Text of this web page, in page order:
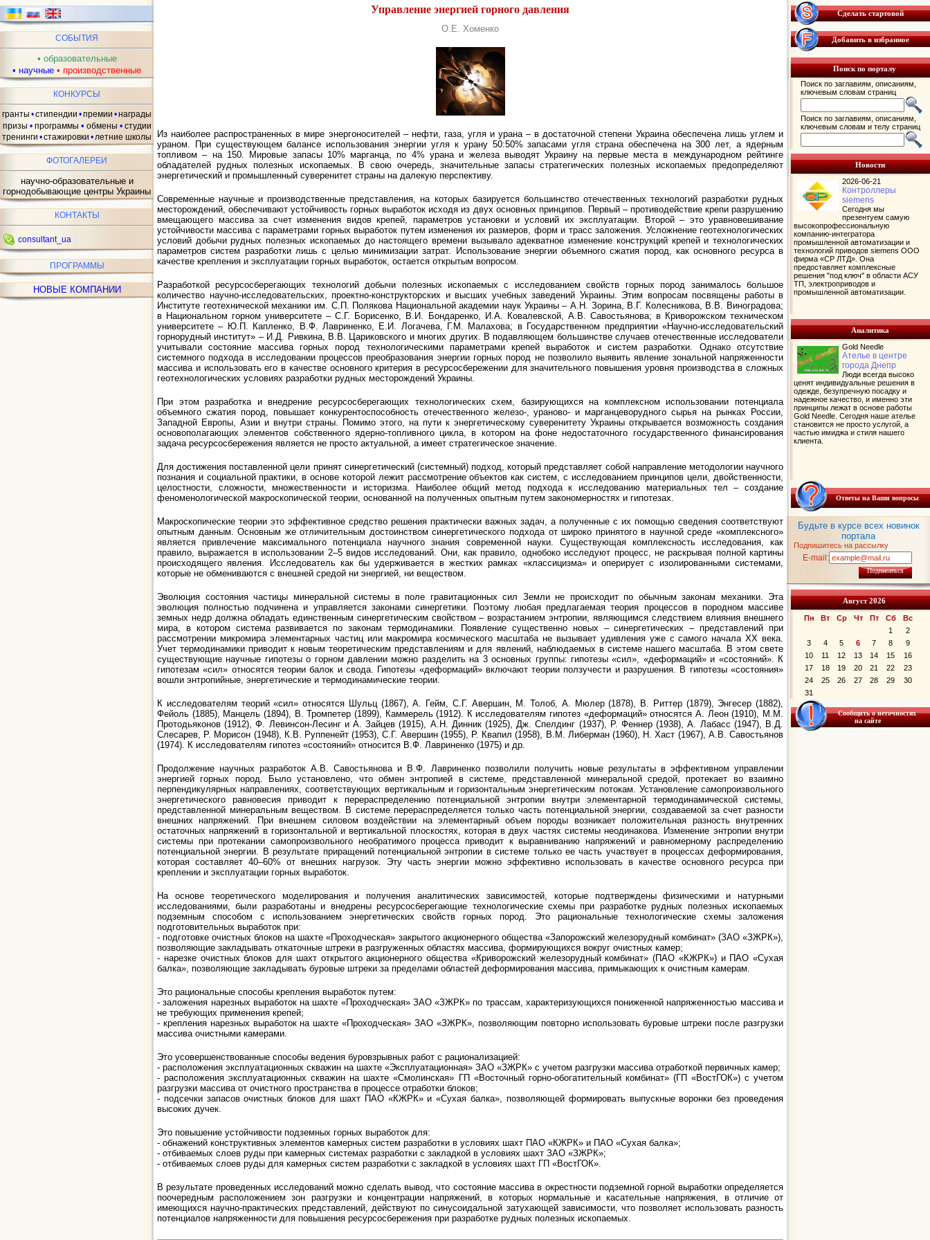
СОБЫТИЯ
• образовательные
• научные • производственные
КОНКУРСЫ
гранты •стипендии •премии •награды
призы • программы • обмены • студии
тренинги •стажировки •летние школы
ФОТОГАЛЕРЕИ
научно-образовательные и
горнодобывающие центры Украины
КОНТАКТЫ
consultant_ua
ПРОГРАММЫ
НОВЫЕ КОМПАНИИ
Управление энергией горного давления
О.Е. Хоменко
Из наиболее распространенных в мире энергоносителей – нефти, газа, угля и урана – в достаточной степени Украина обеспечена лишь углем и
ураном. При существующем балансе использования энергии угля к урану 50:50% запасами угля страна обеспечена на 300 лет, а ядерным
топливом – на 150. Мировые запасы 10% марганца, по 4% урана и железа выводят Украину на первые места в международном рейтинге
обладателей рудных полезных ископаемых. В свою очередь, значительные запасы стратегических полезных ископаемых предопределяют
энергетический и промышленный суверенитет страны на далекую перспективу.
Современные научные и производственные представления, на которых базируется большинство отечественных технологий разработки рудных
месторождений, обеспечивают устойчивость горных выработок исходя из двух основных принципов. Первый – противодействие крепи разрушению
вмещающего массива за счет изменения видов крепей, параметров установки и условий их эксплуатации. Второй – это уравновешивание
устойчивости массива с параметрами горных выработок путем изменения их размеров, форм и трасс заложения. Усложнение геотехнологических
условий добычи рудных полезных ископаемых до настоящего времени вызывало адекватное изменение конструкций крепей и технологических
параметров систем разработки лишь с целью минимизации затрат. Использование энергии объемного сжатия пород, как основного ресурса в
качестве крепления и эксплуатации горных выработок, остается открытым вопросом.
Разработкой ресурсосберегающих технологий добычи полезных ископаемых с исследованием свойств горных пород занималось большое
количество научно-исследовательских, проектно-конструкторских и высших учебных заведений Украины. Этим вопросам посвящены работы в
Институте геотехнической механики им. С.П. Полякова Национальной академии наук Украины – А.Н. Зорина, В.Г. Колесникова, В.В. Виноградова;
в Национальном горном университете – С.Г. Борисенко, В.И. Бондаренко, И.А. Ковалевской, А.В. Савостьянова; в Криворожском техническом
университете – Ю.П. Капленко, В.Ф. Лавриненко, Е.И. Логачева, Г.М. Малахова; в Государственном предприятии «Научно-исследовательский
горнорудный институт» – И.Д. Ривкина, В.В. Цариковского и многих других. В подавляющем большинстве случаев отечественные исследователи
учитывали состояние массива горных пород технологическими параметрами крепей выработок и систем разработки. Однако отсутствие
системного подхода в исследовании процессов преобразования энергии горных пород не позволило выявить явление зональной напряженности
массива и использовать его в качестве основного критерия в ресурсосбережении для значительного повышения уровня производства в сложных
геотехнологических условиях разработки рудных месторождений Украины.
При этом разработка и внедрение ресурсосберегающих технологических схем, базирующихся на комплексном использовании потенциала
объемного сжатия пород, повышает конкурентоспособность отечественного железо-, ураново- и марганцеворудного сырья на рынках России,
Западной Европы, Азии и внутри страны. Помимо этого, на пути к энергетическому суверенитету Украины открывается возможность создания
основополагающих элементов собственного ядерно-топливного цикла, в котором на фоне недостаточного государственного финансирования
задача ресурсосбережения является не просто актуальной, а имеет стратегическое значение.
Для достижения поставленной цели принят синергетический (системный) подход, который представляет собой направление методологии научного
познания и социальной практики, в основе которой лежит рассмотрение объектов как систем, с исследованием принципов цели, двойственности,
целостности, сложности, множественности и историзма. Наиболее общий метод подхода к исследованию материальных тел – создание
феноменологической макроскопической теории, основанной на полученных опытным путем закономерностях и гипотезах.
Макроскопические теории это эффективное средство решения практически важных задач, а полученные с их помощью сведения соответствуют
опытным данным. Основным же отличительным достоинством синергетического подхода от широко принятого в научной среде «комплексного»
является привлечение максимального потенциала научного знания современной науки. Существующая комплексность исследования, как
правило, выражается в использовании 2–5 видов исследований. Они, как правило, однобоко исследуют процесс, не раскрывая полной картины
происходящего явления. Исследователь как бы удерживается в жестких рамках «классицизма» и оперирует с изолированными системами,
которые не обмениваются с внешней средой ни энергией, ни веществом.
Эволюция состояния частицы минеральной системы в поле гравитационных сил Земли не происходит по обычным законам механики. Эта
эволюция полностью подчинена и управляется законами синергетики. Поэтому любая предлагаемая теория процессов в породном массиве
земных недр должна обладать единственным синергетическим свойством – возрастанием энтропии, являющимся следствием влияния внешнего
мира, в котором система развивается по законам термодинамики. Появление существенно новых – синергетических – представлений при
рассмотрении микромира элементарных частиц или макромира космического масштаба не вызывает удивления уже с самого начала XX века.
Учет термодинамики приводит к новым теоретическим представлениям и для явлений, наблюдаемых в системе нашего масштаба. В этом свете
существующие научные гипотезы о горном давлении можно разделить на 3 основных группы: гипотезы «сил», «деформаций» и «состояний». К
гипотезам «сил» относятся теории балок и свода. Гипотезы «деформаций» включают теории ползучести и разрушения. В гипотезы «состояния»
вошли энтропийные, энергетические и термодинамические теории.
К исследователям теорий «сил» относятся Шульц (1867), А. Гейм, С.Г. Авершин, М. Толоб, А. Мюлер (1878), В. Риттер (1879), Энгесер (1882),
Фейоль (1885), Манцель (1894), В. Тромпетер (1899), Каммерель (1912). К исследователям гипотез «деформаций» относятся А. Леон (1910), М.М.
Протодьяконов (1912), Ф. Левинсон-Лесинг и А. Зайцев (1915), А.Н. Динник (1925), Дж. Спелдинг (1937), Р. Феннер (1938), А. Лабасс (1947), В.Д.
Слесарев, Р. Морисон (1948), К.В. Руппенейт (1953), С.Г. Авершин (1955), Р. Квапил (1958), В.М. Либерман (1960), Н. Хаст (1967), А.В. Савостьянов
(1974). К исследователям гипотез «состояний» относится В.Ф. Лавриненко (1975) и др.
Продолжение научных разработок А.В. Савостьянова и В.Ф. Лавриненко позволили получить новые результаты в эффективном управлении
энергией горных пород. Было установлено, что обмен энтропией в системе, представленной минеральной средой, протекает во взаимно
перпендикулярных направлениях, соответствующих вертикальным и горизонтальным энергетическим потокам. Установление самопроизвольного
энергетического равновесия приводит к перераспределению потенциальной энтропии внутри элементарной термодинамической системы,
представленной минеральным веществом. В системе перераспределяется только часть потенциальной энергии, создаваемой за счет разности
внешних напряжений. При внешнем силовом воздействии на элементарный объем породы возникает положительная разность внутренних
остаточных напряжений в горизонтальной и вертикальной плоскостях, которая в двух частях системы неодинакова. Изменение энтропии внутри
системы при протекании самопроизвольного необратимого процесса приводит к выравниванию напряжений и равномерному распределению
потенциальной энергии. В результате приращений потенциальной энтропии в системе только ее часть участвует в процессах деформирования,
которая составляет 40–60% от внешних нагрузок. Эту часть энергии можно эффективно использовать в качестве основного ресурса при
креплении и эксплуатации горных выработок.
На основе теоретического моделирования и получения аналитических зависимостей, которые подтверждены физическими и натурными
исследованиями, были разработаны и внедрены ресурсосберегающие технологические схемы при разработке рудных полезных ископаемых
подземным способом с использованием энергетических свойств горных пород. Это рациональные технологические схемы заложения
подготовительных выработок при:
- подготовке очистных блоков на шахте «Проходческая» закрытого акционерного общества «Запорожский железорудный комбинат» (ЗАО «ЗЖРК»),
позволяющие закладывать откаточные штреки в разгруженных областях массива, формирующихся вокруг очистных камер;
- нарезке очистных блоков для шахт открытого акционерного общества «Криворожский железорудный комбинат» (ПАО «КЖРК») и ПАО «Сухая
балка», позволяющие закладывать буровые штреки за пределами областей деформирования массива, примыкающих к очистным камерам.
Это рациональные способы крепления выработок путем:
- заложения нарезных выработок на шахте «Проходческая» ЗАО «ЗЖРК» по трассам, характеризующихся пониженной напряженностью массива и
не требующих применения крепей;
- крепления нарезных выработок на шахте «Проходческая» ЗАО «ЗЖРК», позволяющим повторно использовать буровые штреки после разгрузки
массива очистными камерами.
Это усовершенствованные способы ведения буровзрывных работ с рационализацией:
- расположения эксплуатационных скважин на шахте «Эксплуатационная» ЗАО «ЗЖРК» с учетом разгрузки массива отработкой первичных камер;
- расположения эксплуатационных скважин на шахте «Смолинская» ГП «Восточный горно-обогатительный комбинат» (ГП «ВостГОК») с учетом
разгрузки массива от очистного пространства в процессе отработки блоков;
- подсечки запасов очистных блоков для шахт ПАО «КЖРК» и «Сухая балка», позволяющей формировать выпускные воронки без проведения
высоких дучек.
Это повышение устойчивости подземных горных выработок для:
- обнажений конструктивных элементов камерных систем разработки в условиях шахт ПАО «КЖРК» и ПАО «Сухая балка»;
- отбиваемых слоев руды при камерных системах разработки с закладкой в условиях шахт ЗАО «ЗЖРК»;
- отбиваемых слоев руды для камерных систем разработки с закладкой в условиях шахт ГП «ВостГОК».
В результате проведенных исследований можно сделать вывод, что состояние массива в окрестности подземной горной выработки определяется
поочередным расположением зон разгрузки и концентрации напряжений, в которых нормальные и касательные напряжения, в отличие от
имеющихся научно-практических представлений, действуют по синусоидальной затухающей зависимости, что позволяет использовать разность
потенциалов напряженности для повышения ресурсосбережения при разработке рудных полезных ископаемых.
Сделать стартовой
Добавить в избранное
Поиск по порталу
Поиск по заглавиям, описаниям,
ключевым словам страниц
Поиск по заглавиям, описаниям,
ключевым словам и телу страниц
Новости
2026-06-21
Контроллеры
siemens
Сегодня мы
презентуем самую
высокопрофессиональную
компанию-интегратора
промышленной автоматизации и
технологий приводов siemens ООО
фирма «СР ЛТД». Она
предоставляет комплексные
решения "под ключ" в области АСУ
ТП, электроприводов и
промышленной автоматизации.
Аналитика
Gold Needle
Ателье в центре
города Днепр
Люди всегда высоко
ценят индивидуальные решения в
одежде, безупречную посадку и
надежное качество, и именно эти
принципы лежат в основе работы
Gold Needle. Сегодня наше ателье
становится не просто услугой, а
частью имиджа и стиля нашего
клиента.
Ответы на Ваши вопросы
Будьте в курсе всех новинок
портала
Подпишитесь на рассылку
E-mail:
Подписаться
Август 2026
Пн Вт Ср Чт Пт Сб
Вс
1
2
3
4 5 6 7 8
9
10
11 12 13 14 15
16
17
18 19 20 21 22
23
24
25 26 27 28 29
30
31
Сообщить о неточностях
на сайте